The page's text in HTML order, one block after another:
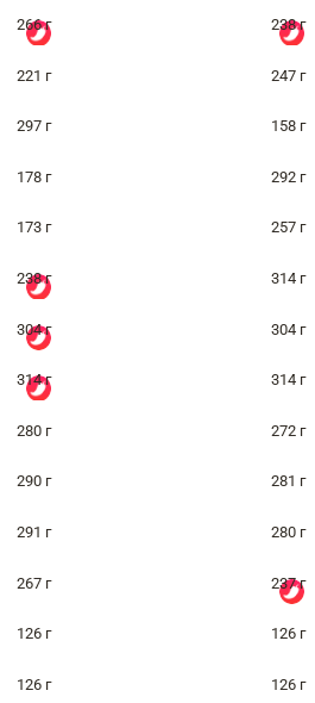
266 г 238 г
221 г 247 г
297 г 158 г
178 г 292 г
173 г 257 г
238 г 314 г
304 г 304 г
314 г 314 г
280 г 272 г
290 г 281 г
291 г 280 г
267 г 237 г
126 г 126 г
126 г 126 г